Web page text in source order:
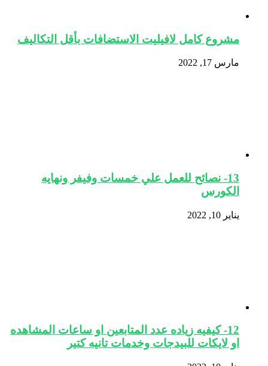
مشروع كامل لافيليت الاستضافات بأقل التكاليف
مارس 17, 2022
13- نصائح للعمل علي خمسات وفيفر ونهايه
الكورس
يناير 10, 2022
12- كيفيه زياده عدد المتابعين او ساعات المشاهده
او لايكات للبيدجات وخدمات تانيه كتير